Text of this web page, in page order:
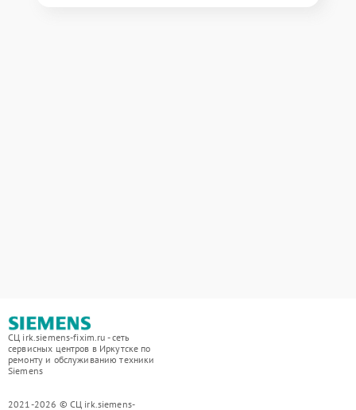
СЦ irk.siemens-fixim.ru - сеть
сервисных центров в Иркутске по
ремонту и обслуживанию техники
Siemens
2021-2026 © СЦ irk.siemens-